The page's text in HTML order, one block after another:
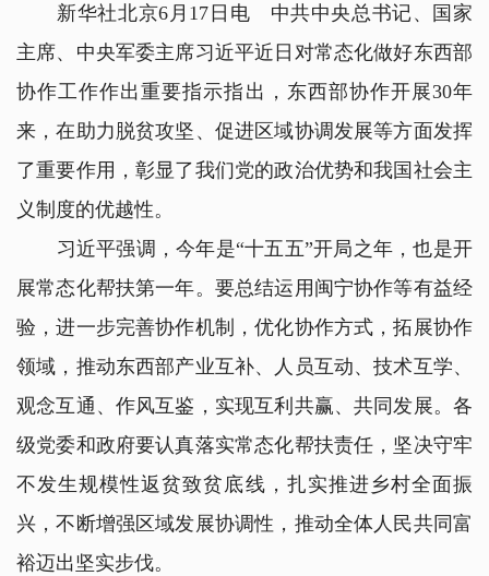
新华社北京6月17日电 中共中央总书记、国家
主席、中央军委主席习近平近日对常态化做好东西部
协作工作作出重要指示指出，东西部协作开展30年
来，在助力脱贫攻坚、促进区域协调发展等方面发挥
了重要作用，彰显了我们党的政治优势和我国社会主
义制度的优越性。
习近平强调，今年是“十五五”开局之年，也是开
展常态化帮扶第一年。要总结运用闽宁协作等有益经
验，进一步完善协作机制，优化协作方式，拓展协作
领域，推动东西部产业互补、人员互动、技术互学、
观念互通、作风互鉴，实现互利共赢、共同发展。各
级党委和政府要认真落实常态化帮扶责任，坚决守牢
不发生规模性返贫致贫底线，扎实推进乡村全面振
兴，不断增强区域发展协调性，推动全体人民共同富
裕迈出坚实步伐。